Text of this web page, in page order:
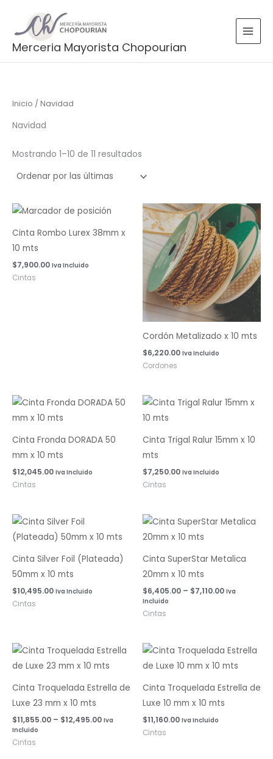
contenido
Merceria Mayorista Chopourian
Inicio / Navidad
Navidad
Mostrando 1–10 de 11 resultados
Cinta Rombo Lurex 38mm x
10 mts
$7,900.00 Iva Incluido
Cintas
Cordón Metalizado x 10 mts
$6,220.00 Iva Incluido
Cordones
Cinta Fronda DORADA 50
mm x 10 mts
$12,045.00 Iva Incluido
Cintas
Cinta Trigal Ralur 15mm x 10
mts
$7,250.00 Iva Incluido
Cintas
Cinta Silver Foil (Plateada)
50mm x 10 mts
$10,495.00 Iva Incluido
Cintas
Cinta SuperStar Metalica
20mm x 10 mts
$6,405.00 – $7,110.00
Rango
de
$6,405.00
Iva
Incluido
Cintas
Cinta Troquelada Estrella de
Luxe 23 mm x 10 mts
$11,855.00 – $12,495.00
Rango
de
precios:
$11,855.00
Iva
Incluido
Cintas
Cinta Troquelada Estrella de
Luxe 10 mm x 10 mts
$11,160.00 Iva Incluido
Cintas